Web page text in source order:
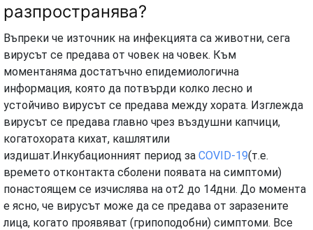
разпространява?
Въпреки че източник на инфекцията са животни, сега
вирусът се предава от човек на човек. Към
моментаняма достатъчно епидемиологична
информация, която да потвърди колко лесно и
устойчиво вирусът се предава между хората. Изглежда
вирусът се предава главно чрез въздушни капчици,
когатохората кихат, кашлятили
издишат.Инкубационният период за COVID-19(т.е.
времето отконтакта сболени появата на симптоми)
понастоящем се изчислява на от2 до 14дни. До момента
е ясно, че вирусът може да се предава от заразените
лица, когато проявяват (грипоподобни) симптоми. Все